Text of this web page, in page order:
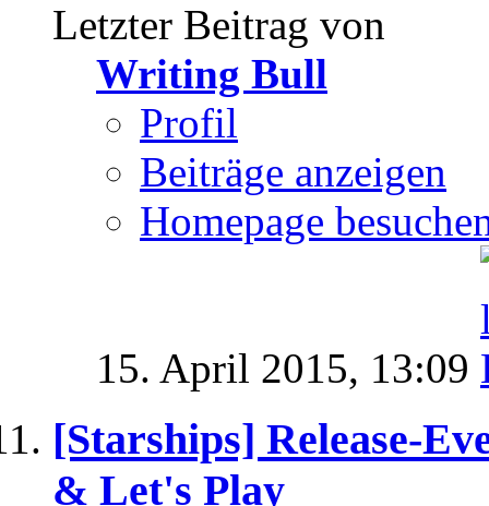
Letzter Beitrag von
Writing Bull
Profil
Beiträge anzeigen
Homepage
15. April 2015, 13:09
[Starships] Release-
& Let's Play